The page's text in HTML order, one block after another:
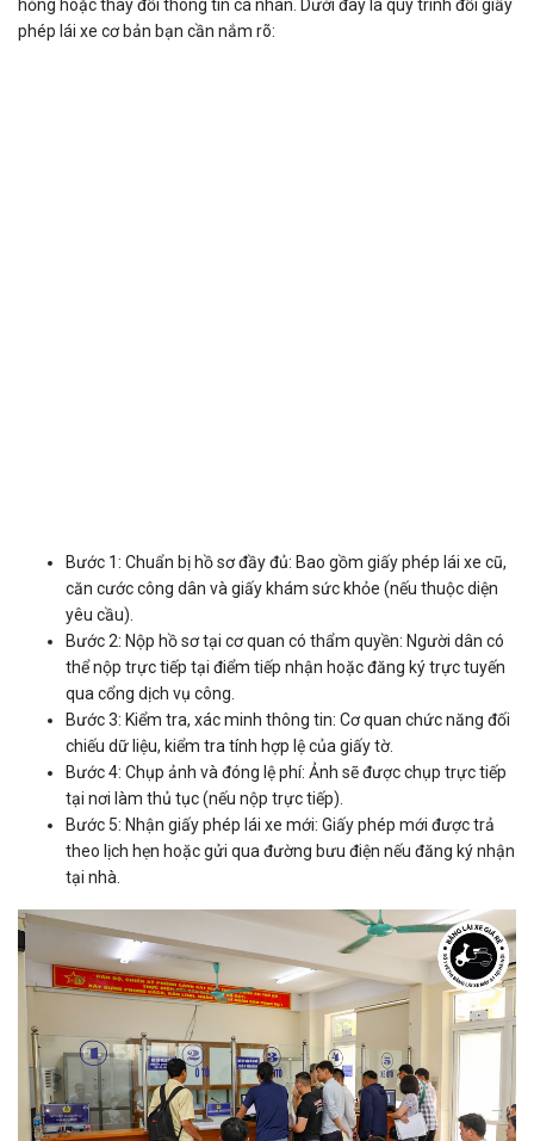
hỏng hoặc thay đổi thông tin cá nhân. Dưới đây là quy trình đổi giấy
phép lái xe cơ bản bạn cần nắm rõ:
Bước 1: Chuẩn bị hồ sơ đầy đủ: Bao gồm giấy phép lái xe cũ,
căn cước công dân và giấy khám sức khỏe (nếu thuộc diện
yêu cầu).
Bước 2: Nộp hồ sơ tại cơ quan có thẩm quyền: Người dân có
thể nộp trực tiếp tại điểm tiếp nhận hoặc đăng ký trực tuyến
qua cổng dịch vụ công.
Bước 3: Kiểm tra, xác minh thông tin: Cơ quan chức năng đối
chiếu dữ liệu, kiểm tra tính hợp lệ của giấy tờ.
Bước 4: Chụp ảnh và đóng lệ phí: Ảnh sẽ được chụp trực tiếp
tại nơi làm thủ tục (nếu nộp trực tiếp).
Bước 5: Nhận giấy phép lái xe mới: Giấy phép mới được trả
theo lịch hẹn hoặc gửi qua đường bưu điện nếu đăng ký nhận
tại nhà.